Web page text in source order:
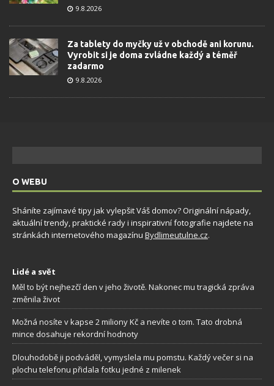
9.8.2026
Za tablety do myčky už v obchodě ani korunu.
Vyrobit si je doma zvládne každý a téměř
zadarmo
9.8.2026
O WEBU
Sháníte zajímavé tipy jak vylepšit Váš domov? Originální nápady,
aktuální trendy, praktické rady i inspirativní fotografie najdete na
stránkách internetového magazínu Bydlimeutulne.cz.
Lidé a svět
Měl to být nejhezčí den v jeho životě. Nakonec mu tragická zpráva
změnila život
Možná nosíte v kapse 2 miliony Kč a nevíte o tom. Tato drobná
mince dosahuje rekordní hodnoty
Dlouhodobě ji podváděl, vymyslela mu pomstu. Každý večer si na
plochu telefonu přidala fotku jedné z milenek